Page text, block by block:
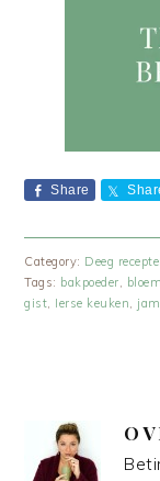
Share
Category: Deeg
Tags: bakpoeder bloem
gist Ierse keuken jam